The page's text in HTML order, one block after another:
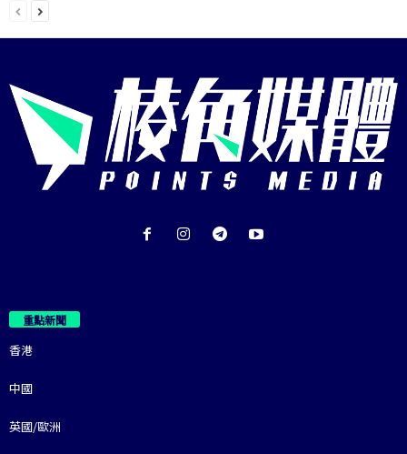
重點新聞
香港
中國
英國/歐洲